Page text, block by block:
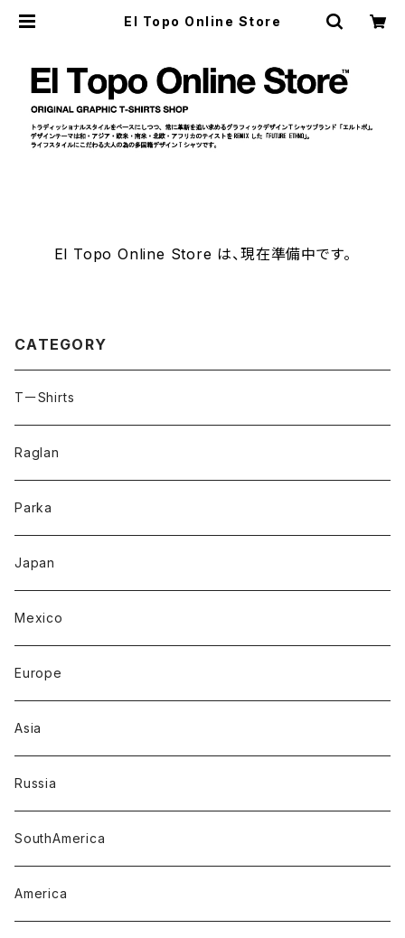
El Topo Online Store
El Topo Online Store は、現在準備中です。
CATEGORY
TーShirts
Raglan
Parka
Japan
Mexico
Europe
Asia
Russia
SouthAmerica
America